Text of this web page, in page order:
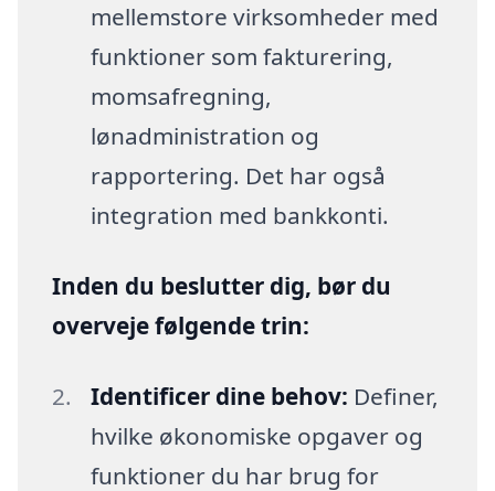
mellemstore virksomheder med
funktioner som fakturering,
momsafregning,
lønadministration og
rapportering. Det har også
integration med bankkonti.
Inden du beslutter dig, bør du
overveje følgende trin:
Identificer dine behov: Definer,
hvilke økonomiske opgaver og
funktioner du har brug for